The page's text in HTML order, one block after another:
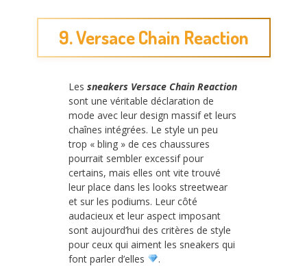
9. Versace Chain Reaction
Les sneakers Versace Chain Reaction
sont une véritable déclaration de
mode avec leur design massif et leurs
chaînes intégrées. Le style un peu
trop « bling » de ces chaussures
pourrait sembler excessif pour
certains, mais elles ont vite trouvé
leur place dans les looks streetwear
et sur les podiums. Leur côté
audacieux et leur aspect imposant
sont aujourd’hui des critères de style
pour ceux qui aiment les sneakers qui
font parler d’elles
.